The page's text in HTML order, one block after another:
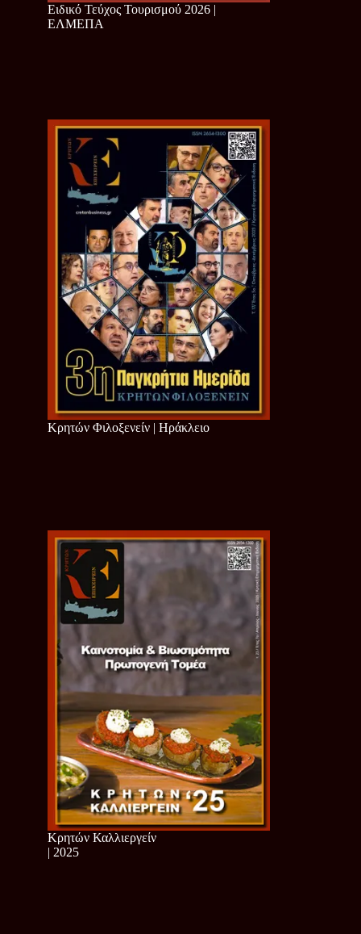
Ειδικό Τεύχος Τουρισμού 2026 |
ΕΛΜΕΠΑ
Κρητών Φιλοξενείν | Ηράκλειο
Κρητών Καλλιεργείν
| 2025